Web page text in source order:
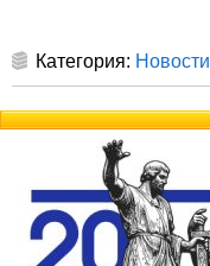
Категория: Новости